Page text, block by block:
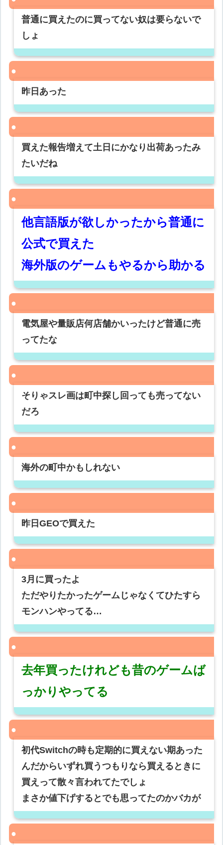
普通に買えたのに買ってない奴は要らないで
しょ
昨日あった
買えた報告増えて土日にかなり出荷あったみ
たいだね
他言語版が欲しかったから普通に
公式で買えた
海外版のゲームもやるから助かる
電気屋や量販店何店舗かいったけど普通に売
ってたな
そりゃスレ画は町中探し回っても売ってない
だろ
海外の町中かもしれない
昨日GEOで買えた
3月に買ったよ
ただやりたかったゲームじゃなくてひたすら
モンハンやってる…
去年買ったけれども昔のゲームば
っかりやってる
初代Switchの時も定期的に買えない期あった
んだからいずれ買うつもりなら買えるときに
買えって散々言われてたでしょ
まさか値下げするとでも思ってたのかバカが